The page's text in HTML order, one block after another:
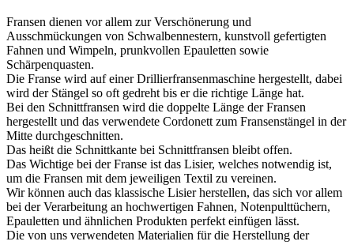
Fransen dienen vor allem zur Verschönerung und
Ausschmückungen von Schwalbennestern, kunstvoll gefertigten
Fahnen und Wimpeln, prunkvollen Epauletten sowie
Schärpenquasten.
Die Franse wird auf einer Drillierfransenmaschine hergestellt, dabei
wird der Stängel so oft gedreht bis er die richtige Länge hat.
Bei den Schnittfransen wird die doppelte Länge der Fransen
hergestellt und das verwendete Cordonett zum Fransenstängel in der
Mitte durchgeschnitten.
Das heißt die Schnittkante bei Schnittfransen bleibt offen.
Das Wichtige bei der Franse ist das Lisier, welches notwendig ist,
um die Fransen mit dem jeweiligen Textil zu vereinen.
Wir können auch das klassische Lisier herstellen, das sich vor allem
bei der Verarbeitung an hochwertigen Fahnen, Notenpulttüchern,
Epauletten und ähnlichen Produkten perfekt einfügen lässt.
Die von uns verwendeten Materialien für die Herstellung der